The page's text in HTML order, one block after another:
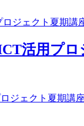
活用プロ
ジェクト夏期講